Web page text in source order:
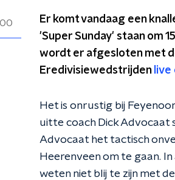
Er komt vandaag een
'Super Sunday' staan om
wordt er afgesloten met
Eredivisiewedstrijden live
Het is onrustig bij
uitte coach Dick Advocaat
Advocaat het tactisch
Heerenveen om te gaan.
weten niet blij te zijn met